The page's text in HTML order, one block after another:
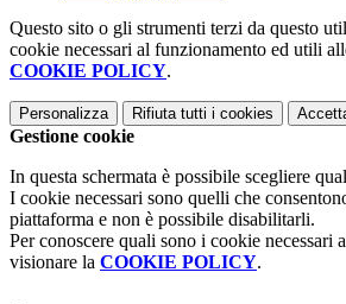
Questo sito o gli strumenti terzi da questo
cookie necessari al funzionamento ed utili
COOKIE POLICY.
Personalizza Rifiuta tutti i cookies
Gestione cookie
In questa schermata è possibile scegliere
I cookie necessari sono quelli che
piattaforma e non è possibile disabilitarli.
Per conoscere quali sono i cookie necessari
visionare la COOKIE POLICY.